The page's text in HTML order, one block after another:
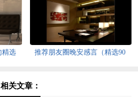
精选
推荐朋友圈晚安感言（精选90
关文章：